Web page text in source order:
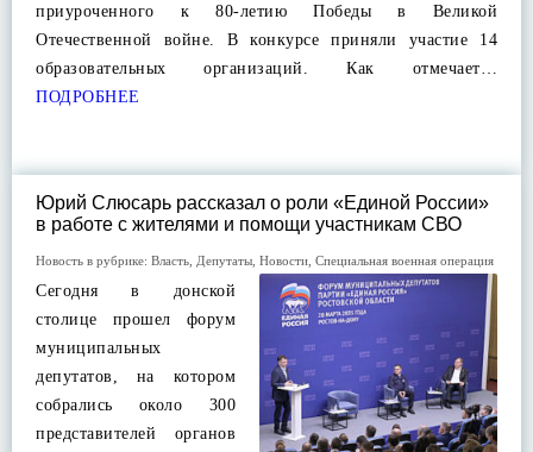
приуроченного к 80-летию Победы в Великой
Отечественной войне. В конкурсе приняли участие 14
образовательных организаций. Как отмечает…
ПОДРОБНЕЕ
Юрий Слюсарь рассказал о роли «Единой России»
в работе с жителями и помощи участникам СВО
Новость в рубрике: Власть Депутаты Новости Специальная военная операция
Сегодня в донской
столице прошел форум
муниципальных
депутатов, на котором
собрались около 300
представителей органов